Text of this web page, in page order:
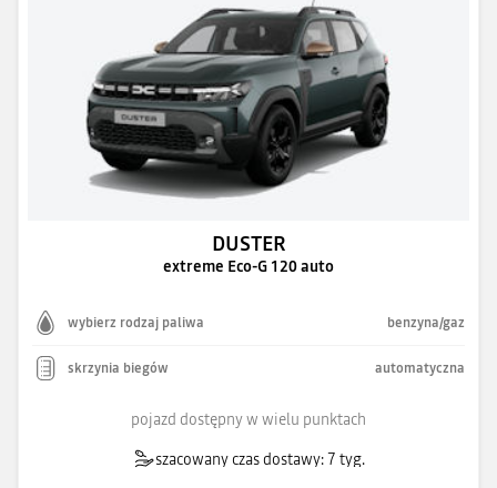
DUSTER
extreme Eco-G 120 auto
wybierz rodzaj paliwa benzyna/gaz
skrzynia biegów automatyczna
pojazd dostępny w wielu punktach
szacowany czas dostawy: 7 tyg.